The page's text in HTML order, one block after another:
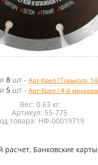
8 шт - Арт-Креп / Горького,
5 шт - Арт-Креп / 4-й
Вес: 0.63 кг
Артикул: 55-775
товара: НФ-00019719
Банковские